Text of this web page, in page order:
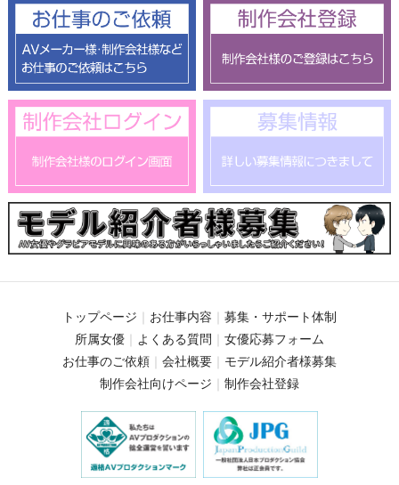
トップページ お仕事内容
募集・サポート体制
所属女優
よくある質問
女優応募フォーム
お仕事のご依頼
会社概要
モデル紹介者様募集
制作会社向けページ
制作会社登録